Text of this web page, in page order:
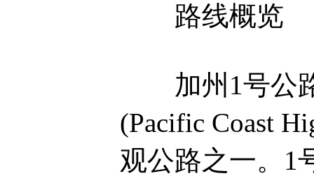
路线概览
加州1号公路
(Pacific Coast
观公路之一。1